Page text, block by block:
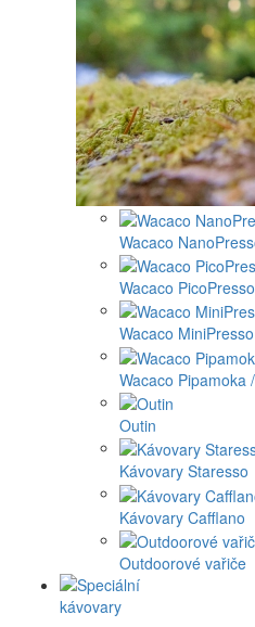
Wacaco
Wacaco
Wacaco MiniPresso
Wacaco Pipamoka
Outin
Kávovary Staresso
Kávovary Cafflano
Outdoorové vařiče